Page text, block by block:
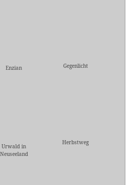
Enzian Gegenlicht
Urwald in
Neuseeland
Herbstweg